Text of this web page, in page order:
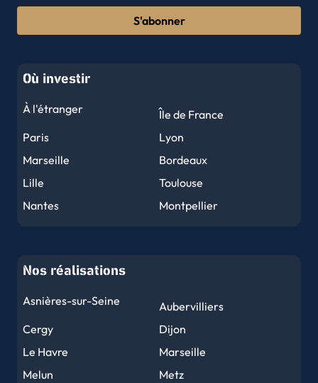
S'abonner
Où investir
À l'étranger
Île de France
Paris
Lyon
Marseille
Bordeaux
Lille
Toulouse
Nantes
Montpellier
Le Havre
Grenoble
Nos réalisations
Asnières-sur-Seine
Aubervilliers
Cergy
Dijon
Le Havre
Marseille
Melun
Metz